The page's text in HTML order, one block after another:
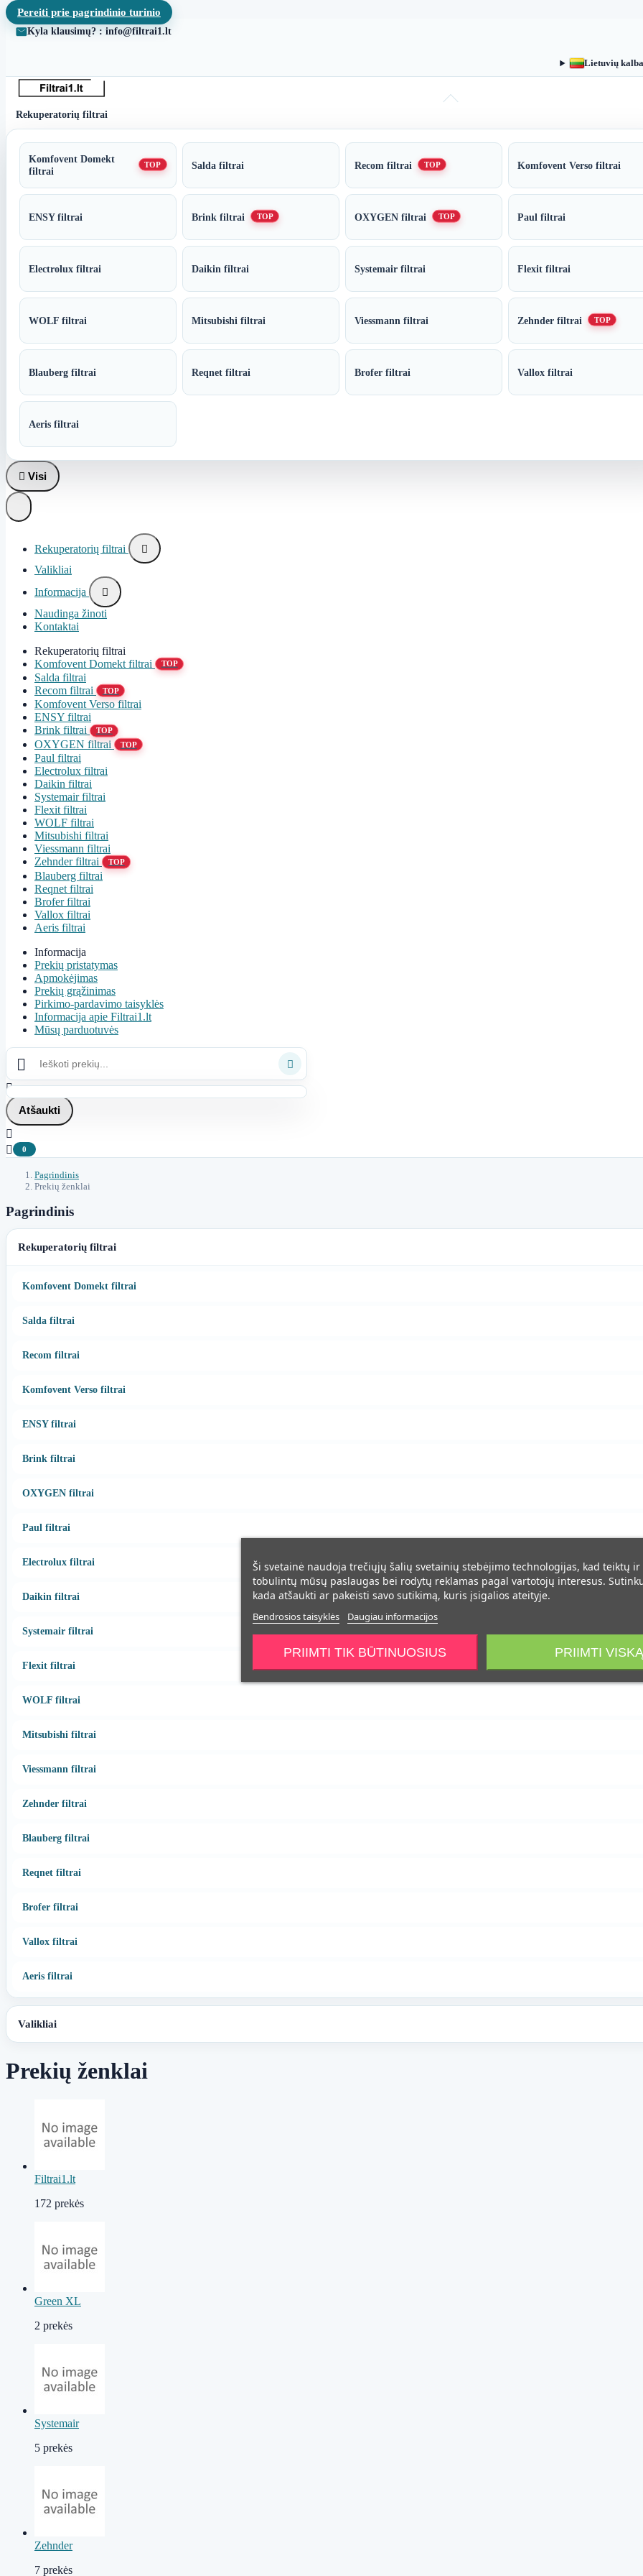
Pereiti prie pagrindinio turinio
Kyla klausimų? : info@filtrai1.lt
Lietuvių kalba
Rekuperatorių filtrai
Komfovent Domekt
filtrai
TOP Salda filtrai Recom filtrai TOP Komfovent Verso filtrai
ENSY filtrai Brink filtrai TOP OXYGEN filtrai TOP Paul filtrai
Electrolux filtrai Daikin filtrai Systemair filtrai Flexit filtrai
WOLF filtrai Mitsubishi filtrai Viessmann filtrai Zehnder filtrai TOP
Blauberg filtrai Reqnet filtrai Brofer filtrai Vallox filtrai
Aeris filtrai
 Visi
Rekuperatorių filtrai

Valikliai
Informacija

Naudinga žinoti
Kontaktai
Rekuperatorių filtrai
Komfovent Domekt filtrai
TOP
Salda filtrai
Recom filtrai
TOP
Komfovent Verso filtrai
ENSY filtrai
Brink filtrai
TOP
OXYGEN filtrai TOP
Paul filtrai
Electrolux filtrai
Daikin filtrai
Systemair filtrai
Flexit filtrai
WOLF filtrai
Mitsubishi filtrai
Viessmann filtrai
Zehnder filtrai
TOP
Blauberg filtrai
Reqnet filtrai
Brofer filtrai
Vallox filtrai
Aeris filtrai
Informacija
Prekių pristatymas
Apmokėjimas
Prekių grąžinimas
Pirkimo-pardavimo taisyklės
Informacija apie Filtrai1.lt
Mūsų parduotuvės



Atšaukti


0
Pagrindinis
Prekių ženklai
Pagrindinis
Rekuperatorių filtrai
Komfovent Domekt filtrai
Salda filtrai
Recom filtrai
Komfovent Verso filtrai
ENSY filtrai
Brink filtrai
OXYGEN filtrai
Paul filtrai
Electrolux filtrai
Daikin filtrai
Systemair filtrai
Flexit filtrai
WOLF filtrai
Mitsubishi filtrai
Viessmann filtrai
Zehnder filtrai
Blauberg filtrai
Reqnet filtrai
Brofer filtrai
Vallox filtrai
Aeris filtrai
Valikliai
Prekių ženklai
Filtrai1.lt
172 prekės
Green XL
2 prekės
Systemair
5 prekės
Zehnder
7 prekės
Ši svetainė naudoja trečiųjų šalių svetainių stebėjimo technologijas, kad teiktų
tobulintų mūsų paslaugas bei rodytų reklamas pagal vartotojų interesus.
kada atšaukti ar pakeisti savo sutikimą, kuris įsigalios ateityje.
Bendrosios taisyklės Daugiau informacijos
PRIIMTI TIK BŪTINUOSIUS PRIIMTI